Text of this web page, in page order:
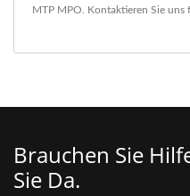
MTP MPO Kontaktieren Sie uns
Brauchen Sie
Sie Da.